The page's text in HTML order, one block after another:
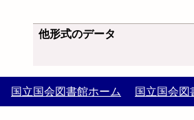
他形式のデータ
国立国会図書館ホーム 国立国会図